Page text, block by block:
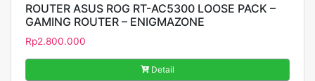
ROUTER ASUS ROG RT-AC5300 LOOSE PACK –
GAMING ROUTER – ENIGMAZONE
Rp2.800.000
Detail